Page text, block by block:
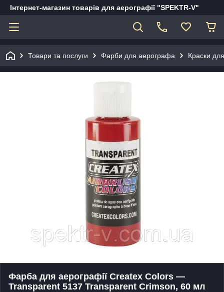
Інтернет-магазин товарів для аерографії "SPEKTR-V"
Товари та послуги Фарби для аерографа Краски
Фарба для аерографії Createx Colors —
Transparent 5137 Transparent Crimson, 60 мл